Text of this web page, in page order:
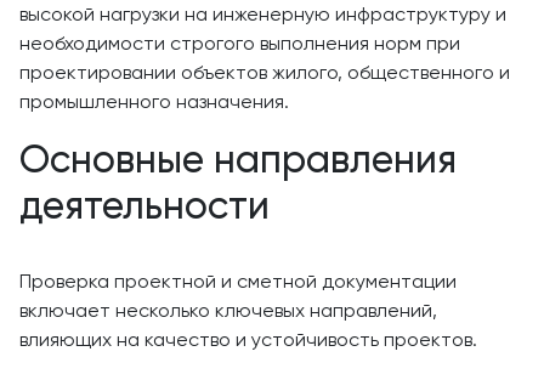
высокой нагрузки на инженерную инфраструктуру и
необходимости строгого выполнения норм при
проектировании объектов жилого, общественного и
промышленного назначения.
Основные направления
деятельности
Проверка проектной и сметной документации
включает несколько ключевых направлений,
влияющих на качество и устойчивость проектов.